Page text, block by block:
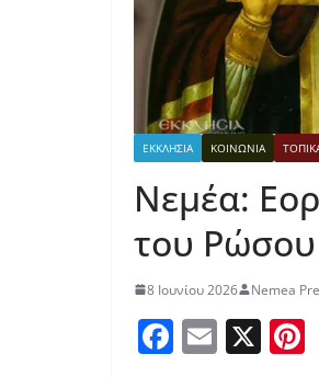
ΕΚΚΛΗΣΙΑ ΚΟΙΝΩΝΙΑ
Νεμέα:
του Ρώσου
8 Ιουνίου 2026 Nemea
F E X